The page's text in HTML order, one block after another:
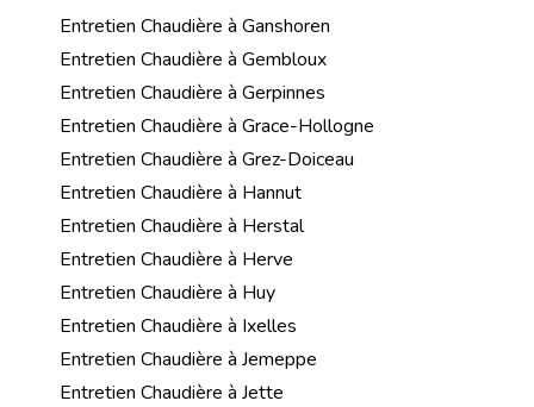
Entretien Chaudière à Ganshoren
Entretien Chaudière à Gembloux
Entretien Chaudière à Gerpinnes
Entretien Chaudière à Grace-Hollogne
Entretien Chaudière à Grez-Doiceau
Entretien Chaudière à Hannut
Entretien Chaudière à Herstal
Entretien Chaudière à Herve
Entretien Chaudière à Huy
Entretien Chaudière à Ixelles
Entretien Chaudière à Jemeppe
Entretien Chaudière à Jette